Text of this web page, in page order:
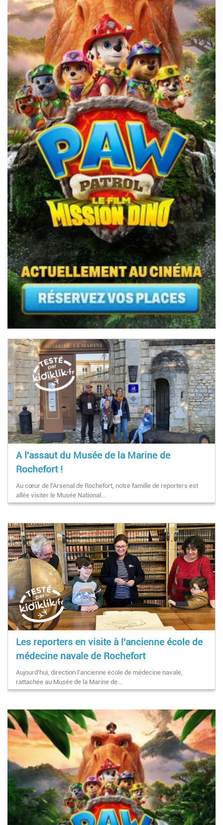
A l'assaut du Musée de la Marine de
Rochefort !
Au cœur de l'Arsenal de Rochefort, notre famille de reporters est
allée visiter le Musée National…
Les reporters en visite à l'ancienne école de
médecine navale de Rochefort
Aujourd'hui, direction l'ancienne école de médecine navale,
rattachée au Musée de la Marine de…